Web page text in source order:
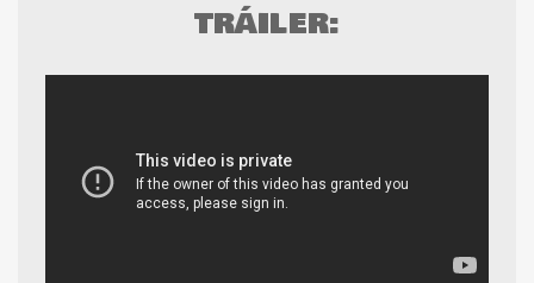
TRÁILER: